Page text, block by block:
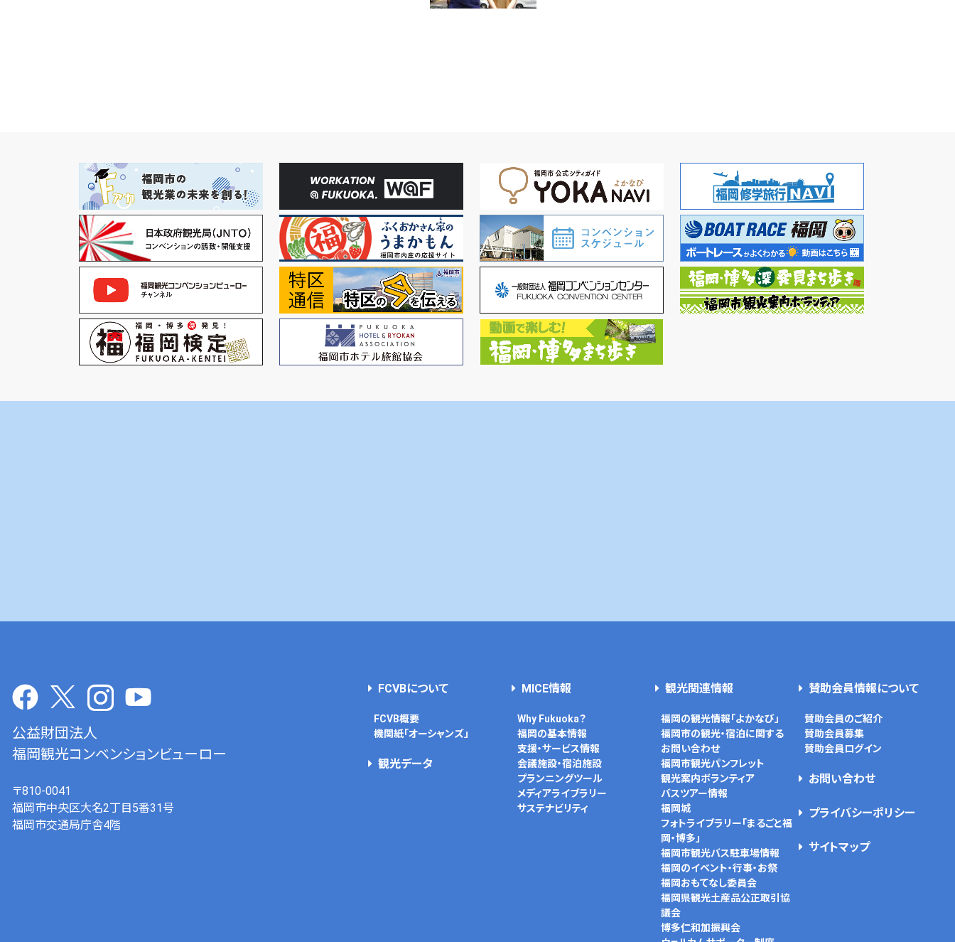
公益財団法人
福岡観光コンベンションビューロー
〒810-0041
福岡市中央区大名2丁目5番31号
福岡市交通局庁舎4階
FCVBについて
FCVB概要
機関紙「オーシャンズ」
観光データ
MICE情報
Why Fukuoka？
福岡の基本情報
支援・サービス情報
会議施設・宿泊施設
プランニングツール
メディアライブラリー
サステナビリティ
観光関連情報
福岡の観光情報「よかなび」
福岡市の観光・宿泊に関する
お問い合わせ
福岡市観光パンフレット
観光案内ボランティア
バスツアー情報
福岡城
フォトライブラリー「まるごと福
岡・博多」
福岡市観光バス駐車場情報
福岡のイベント・行事・お祭
福岡おもてなし委員会
福岡県観光土産品公正取引協
議会
博多仁和加振興会
賛助会員情報について
賛助会員のご紹介
賛助会員募集
賛助会員ログイン
お問い合わせ
プライバシーポリシー
サイトマップ